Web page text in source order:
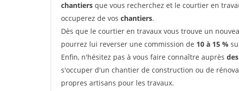
chantiers que vous recherchez et le courtier en
occuperez de vos chantiers.
Dès que le courtier en travaux vous trouve un
pourrez lui reverser une commission de 10 à 15 %
Enfin, n'hésitez pas à vous faire connaître auprès
s'occuper d'un chantier de construction ou de
propres artisans pour les travaux.